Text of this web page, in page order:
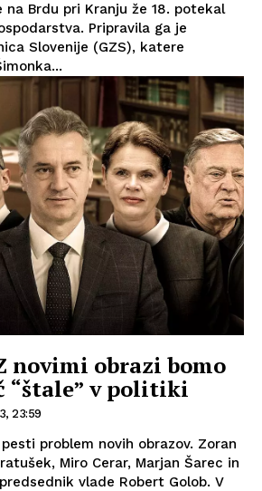
na Brdu pri Kranju že 18. potekal
Pripravila ga je
Slovenije (GZS), katere
novimi obrazi bomo
“štale” v politiki
23:59
problem novih obrazov. Zoran
Miro Cerar, Marjan Šarec in
vlade Robert Golob. V